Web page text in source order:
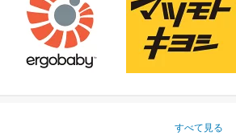
すべて見る